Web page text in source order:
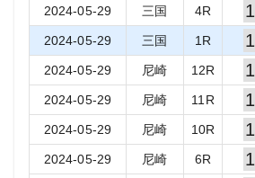
2024-05-29 三国 4R 1
2024-05-29 三国 1 R 1
2024-05-29 尼崎 12R 1
2024-05-29 尼崎 11 R 1
2024-05-29 尼崎 10R 1
2024-05-29 尼崎 6R 1